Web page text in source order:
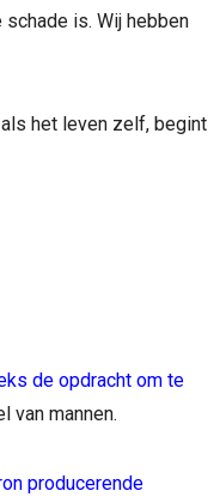
is. Wij hebben
het leven zelf, begint
de opdracht om te
van mannen.
producerende